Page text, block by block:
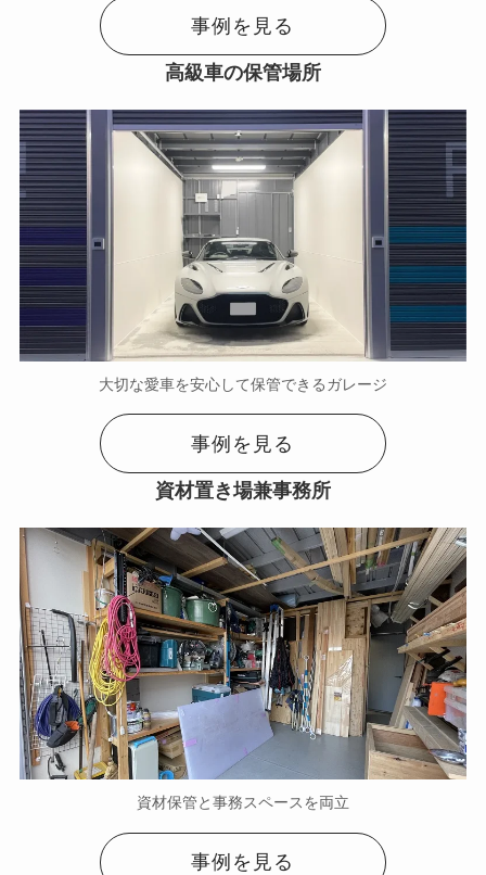
事例を見る
高級車の保管場所
大切な愛車を安心して保管できるガレージ
事例を見る
資材置き場兼事務所
資材保管と事務スペースを両立
事例を見る